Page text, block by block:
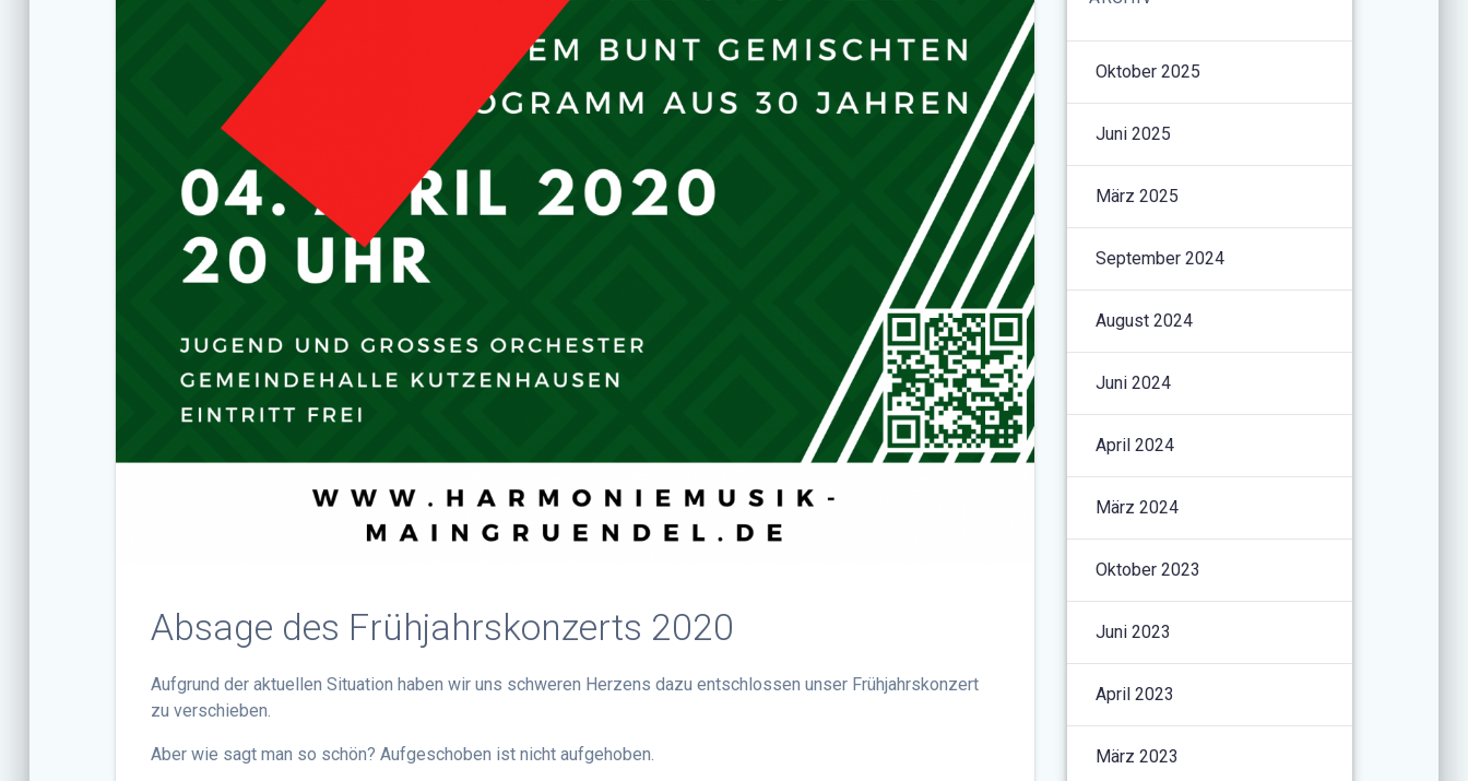
Absage des Frühjahrskonzerts 2020
Aufgrund der aktuellen Situation haben wir uns schweren Herzens dazu entschlossen unser Frühjahrskonzert
zu verschieben.
Aber wie sagt man so schön? Aufgeschoben ist nicht aufgehoben.
Oktober 2025
Juni 2025
März 2025
September 2024
August 2024
Juni 2024
April 2024
März 2024
Oktober 2023
Juni 2023
April 2023
März 2023